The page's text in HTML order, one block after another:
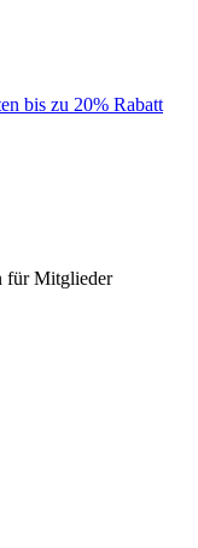
bis zu 20% Rabatt
für Mitglieder